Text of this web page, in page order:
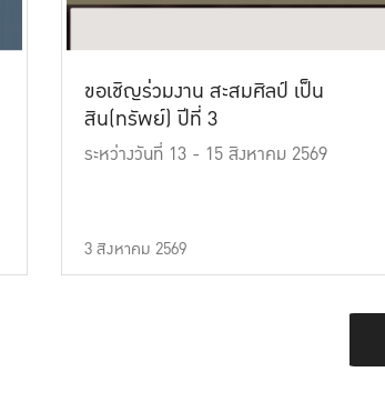
ขอเชิญร่วมงาน สะสมศิลป์ เป็น
สิน(ทรัพย์) ปีที่ 3
ระหว่างวันที่ 13 - 15 สิงหาคม 2569
3 สิงหาคม 2569